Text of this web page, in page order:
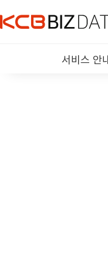
서비스 안